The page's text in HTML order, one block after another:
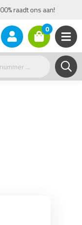
ons aan!
0